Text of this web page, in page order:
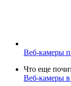
Веб-камеры
Что еще
Веб-камеры в